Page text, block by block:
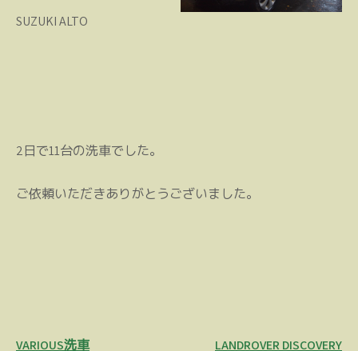
SUZUKI ALTO
2日で11台の洗車でした。
ご依頼いただきありがとうございました。
VARIOUS洗車 LANDROVER DISCOVERY